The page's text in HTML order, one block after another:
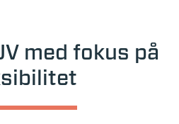
med fokus på